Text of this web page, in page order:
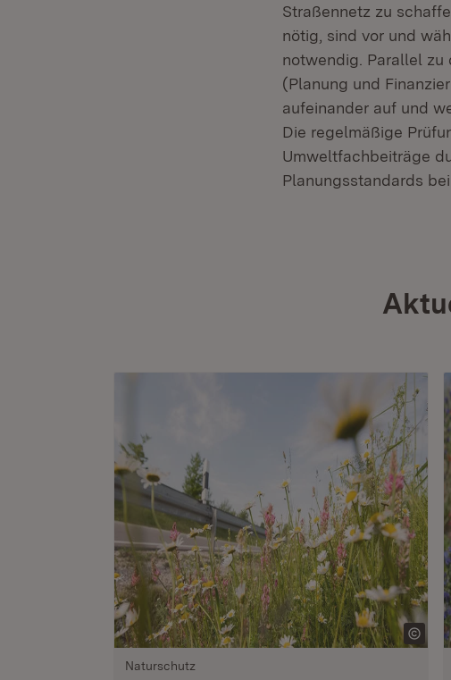
Straßennetz zu
nötig, sind vor und
notwendig. Parallel
(Planung und
aufeinander auf und
Die regelmäßige
Umweltfachbeiträge
Planungsstandards bei.
Naturschutz